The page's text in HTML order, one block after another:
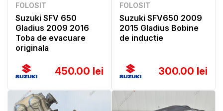
FOLOSIT
Suzuki SFV 650
Gladius 2009 2016
Toba de evacuare
originala
450.00 lei
FOLOSIT
Suzuki SFV650 2009
2015 Gladius Bobine
de inductie
300.00 lei